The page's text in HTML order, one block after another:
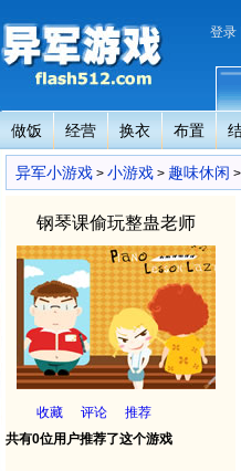
异军小游戏
登录
全
做饭 经营 换衣 布置
异军小游戏 > 小游戏 > 趣味休闲 >
钢琴课偷玩整蛊老师
收藏 评论
推荐
共有0位用户推荐了这个游戏